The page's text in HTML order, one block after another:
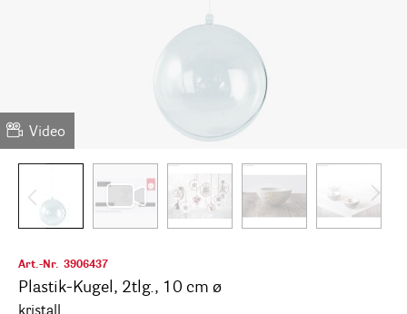
Video
Art.-Nr. 3906437
Plastik-Kugel, 2tlg., 10 cm ø